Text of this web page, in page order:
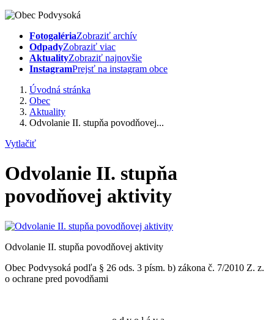
FotogalériaZobraziť archív
OdpadyZobraziť viac
AktualityZobraziť najnovšie
InstagramPrejsť na instagram obce
Úvodná stránka
Obec
Aktuality
Odvolanie II. stupňa povodňovej...
Vytlačiť
Odvolanie II. stupňa
povodňovej aktivity
Odvolanie II. stupňa povodňovej aktivity
Obec Podvysoká podľa § 26 ods. 3 písm. b) zákona č. 7/2010 Z. z.
o ochrane pred povodňami